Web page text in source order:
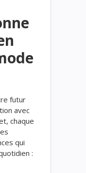
futur
avec
chaque
qui
: